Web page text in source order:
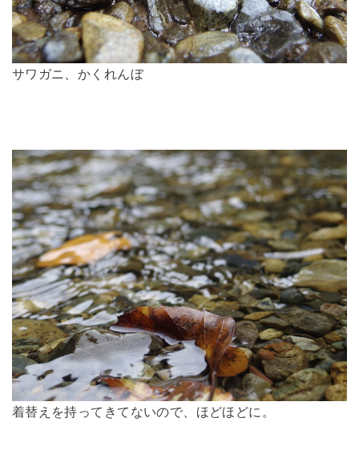
サワガニ、かくれんぼ
着替えを持ってきてないので、ほどほどに。